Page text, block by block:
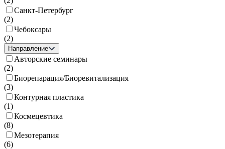
Санкт-Петербург
(2)
Чебоксары
(2)
Направление
Авторские семинары
(2)
Биорепарация/Биоревитализация
(3)
Контурная пластика
(1)
Космецевтика
(8)
Мезотерапия
(6)